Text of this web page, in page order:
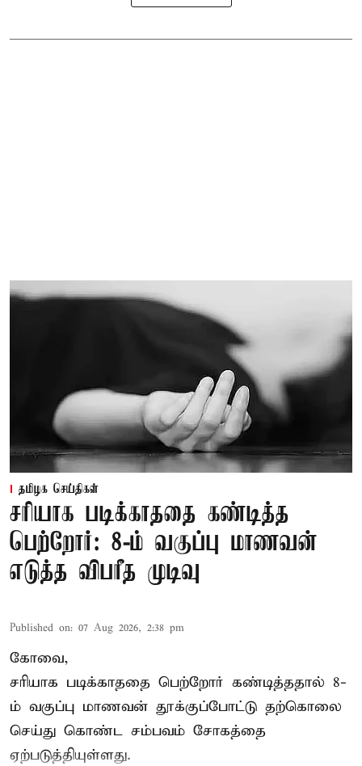
தமிழக செய்திகள்
சரியாக படிக்காததை கண்டித்த
பெற்றோர்: 8-ம் வகுப்பு மாணவன்
எடுத்த விபரீத முடிவு
Published on: 07 Aug 2026, 2:38 pm
கோவை,
சரியாக படிக்காததை பெற்றோர் கண்டித்ததால் 8-
ம் வகுப்பு மாணவன் தூக்குப்போட்டு தற்கொலை
செய்து கொண்ட சம்பவம் சோகத்தை
ஏற்படுத்தியுள்ளது.